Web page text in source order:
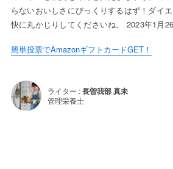
らないおいしさにびっくりするはず！ダイ
快に丸かじりしてくださいね。 2023年1月
簡単投票でAmazonギフトカードGET！
ライター :長曽我部 真未
管理栄養士